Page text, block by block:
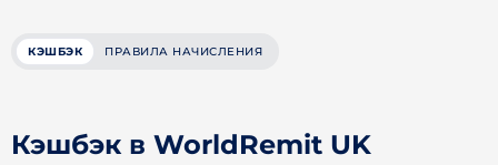
КЭШБЭК ПРАВИЛА НАЧИСЛЕНИЯ
Кэшбэк в WorldRemit UK